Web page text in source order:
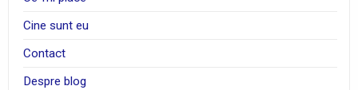
Cine sunt eu
Contact
Despre blog